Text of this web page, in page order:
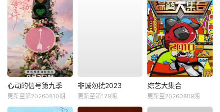
心动的信号第九季
更新至第20260810期
非诚勿扰2023
更新至第179期
综艺大集合
更新至20260809期